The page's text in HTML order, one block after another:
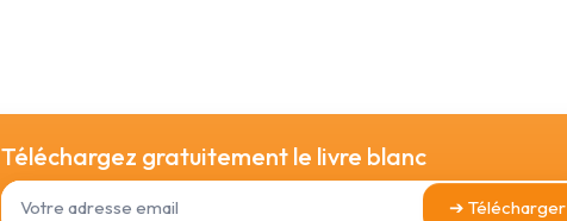
Téléchargez gratuitement le livre blanc
➔ Télécharger